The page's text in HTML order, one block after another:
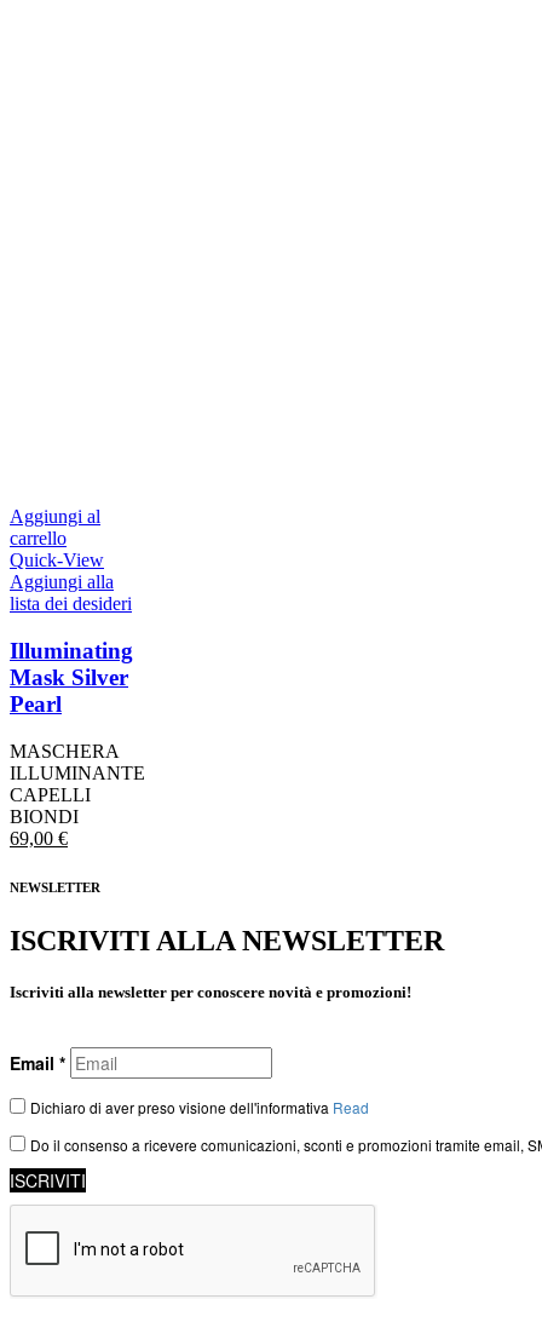
Aggiungi al
carrello
Quick-View
Aggiungi alla
lista dei desideri
Illuminating
Mask Silver
Pearl
MASCHERA
ILLUMINANTE
CAPELLI
BIONDI
69,00 €
NEWSLETTER
ISCRIVITI ALLA NEWSLETTER
Iscriviti alla newsletter per conoscere novità e promozioni!